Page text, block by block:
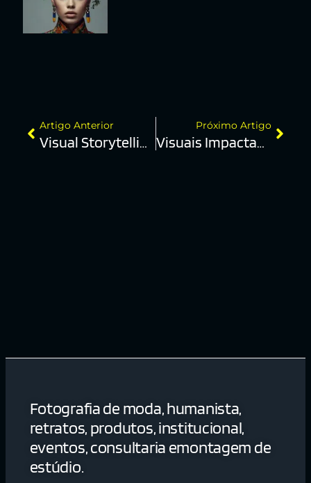
Artigo Anterior
Visual Storytelling
Próximo Artigo
Visuais Impactantes
Fotografia de moda, humanista,
retratos, produtos, institucional,
eventos, consultaria emontagem de
estúdio.